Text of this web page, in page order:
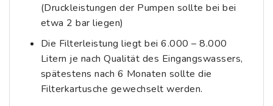
(Druckleistungen der Pumpen sollte bei bei
etwa 2 bar liegen)
Die Filterleistung liegt bei 6.000 – 8.000
Litern je nach Qualität des Eingangswassers,
spätestens nach 6 Monaten sollte die
Filterkartusche gewechselt werden.